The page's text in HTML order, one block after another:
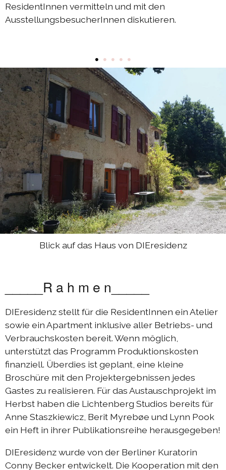
Austausch Die-Berlin 2019
Austausch Berlin-Die 2019
Austausch Berlin-Die 2018
Austausch Die-Berlin 2018
Sommerprogramm 2018
komplizen & links
kontakt
DIEprojekte
DIEresidenz Berlin
deutsch | français
ResidentInnen vermitteln und mit den
AusstellungsbesucherInnen diskutieren.
• • • • •
Blick auf das Haus von DIEresidenz
_____R a h m e n_____
DIEresidenz stellt für die ResidentInnen ein Atelier
sowie ein Apartment inklusive aller Betriebs- und
Verbrauchskosten bereit. Wenn möglich,
unterstützt das Programm Produktionskosten
finanziell. Überdies ist geplant, eine kleine
Broschüre mit den Projektergebnissen jedes
Gastes zu realisieren. Für das Austauschprojekt im
Herbst haben die Lichtenberg Studios bereits für
Anne Staszkiewicz, Berit Myrebøe und Lynn Pook
ein Heft in ihrer Publikationsreihe herausgegeben!
DIEresidenz wurde von der Berliner Kuratorin
Conny Becker entwickelt. Die Kooperation mit den